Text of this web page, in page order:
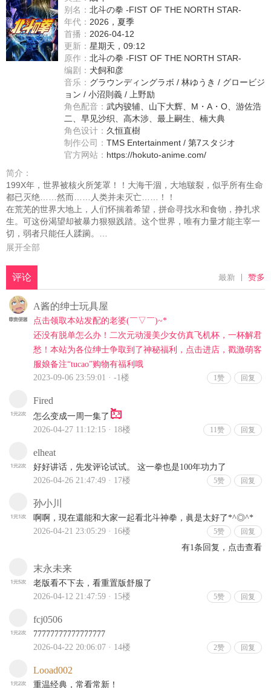
别名： 北斗の拳 -FIST OF THE NORTH STAR-
年代： 2026，夏季
首播： 2026-04-12
更新： 星期天，09:12
原作： 北斗の拳 -FIST OF THE NORTH STAR-
编剧： 犬飼和彦
音乐： グラウンディングラボ / 林ゆうき / グロービジ
ョン / 小沼則義 / 上野励
角色配音： 武内骏辅、 山下大辉、 M・A・O、 游佐浩
二、 早见沙织、 高木涉、 最上嗣生、 楠大典
角色设计： 久恒直樹
制作公司： TMS Entertainment / 第7スタジオ
官方网站： https://hokuto-anime.com/
简介：
199X年，世界被核火所笼罩！！大海干涸，大地皲裂，似乎所有生命
都已灭绝……然而……人类并未灭亡……！！
在荒芜的世界大地上，人们怀揣着希望，拼命寻找水和食物，挣扎求
生。可这份渴望却被暴力狠狠践踏。这个世界，唯有力量才能主宰一
切，弱者只能任人蹂躏。
就在这绝望的深渊中，一名男子现身了。他胸口带着七道伤疤，是传
他们带来希望之光。
挡在他面前的，是在世纪末乱世中存活下来、将野心与欲望暴露无遗
的强者们。在充满掠夺与杀戮的世纪末，拳志郎将用他的拳头，开拓
出一个连人们祈祷都能被听见的新世界！！
展开全部